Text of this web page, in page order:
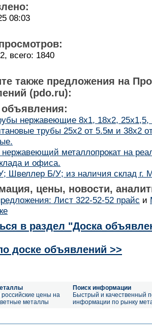
08:03
всего: 1840
также предложения на
(pdo.ru):
объявления:
нержавеющие 8х1, 18х2, 25х1,5,
трубы 25х2 от 5.5м и 38х2
металлопрокат на
и офиса.
Швеллер Б/У; из наличия склад г.
цены, новости,
Лист 322-52-52 прайс и
в раздел "Доска
доске объявлений >>
цены на
металлы
Поиск информации
Быстрый и качественный
информации по рынку